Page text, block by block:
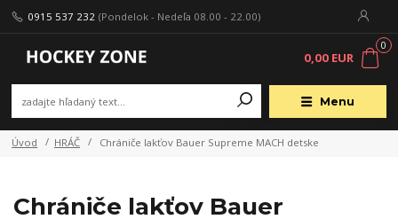
Menu
0915 537 232 (Pondelok - Nedeľa 08.00 - 22.00)
0
0,00 EUR
Úvod HRÁČ Chrániče lakťov Bauer Supreme MACH detske
Chrániče lakťov Bauer